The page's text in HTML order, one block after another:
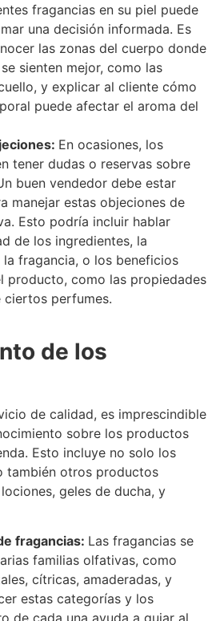
fragancias en su piel puede
una decisión informada. Es
las zonas del cuerpo donde
sienten mejor, como las
y explicar al cliente cómo
puede afectar el aroma del
En ocasiones, los
tener dudas o reservas sobre
buen vendedor debe estar
manejar estas objeciones de
Esto podría incluir hablar
de los ingredientes, la
fragancia, o los beneficios
producto, como las propiedades
ciertos perfumes.
de los
de calidad, es imprescindible
sobre los productos
Esto incluye no solo los
también otros productos
geles de ducha, y
fragancias: Las fragancias se
familias olfativas, como
cítricas, amaderadas, y
estas categorías y los